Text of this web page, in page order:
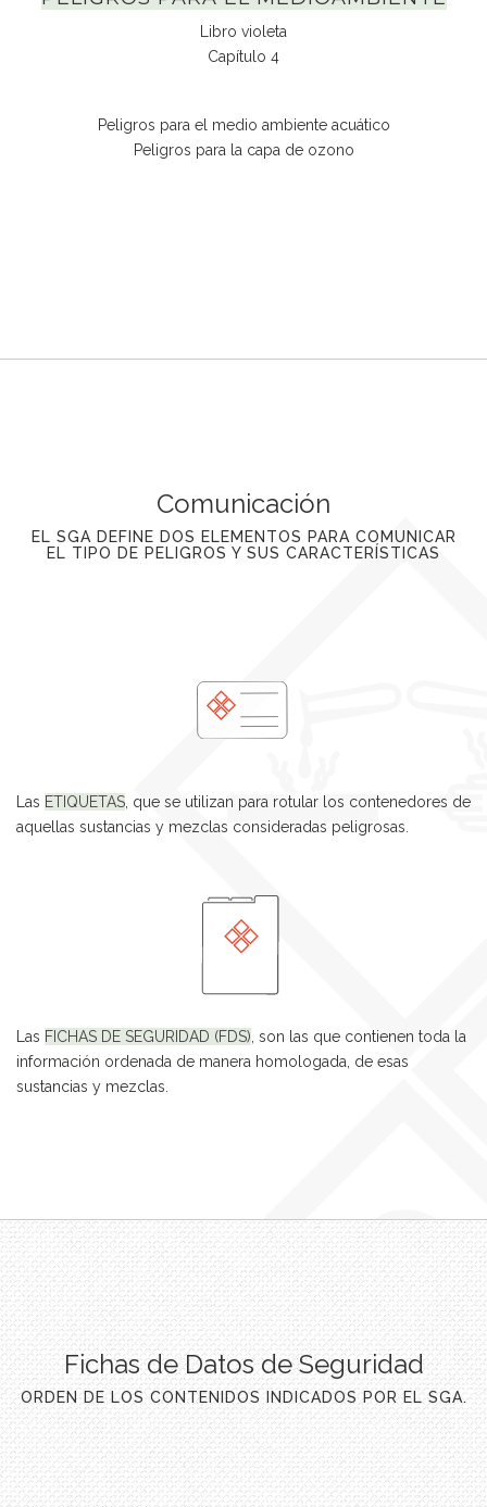
Libro violeta
Capítulo 4
Peligros para el medio ambiente acuático
Peligros para la capa de ozono
Comunicación
EL SGA DEFINE DOS ELEMENTOS PARA COMUNICAR
EL TIPO DE PELIGROS Y SUS CARACTERÍSTICAS
Las ETIQUETAS , que se utilizan para rotular los contenedores de
aquellas sustancias y mezclas consideradas peligrosas.
Las FICHAS DE SEGURIDAD (FDS) , son las que contienen toda la
información ordenada de manera homologada, de esas
sustancias y mezclas.
Fichas de Datos de Seguridad
ORDEN DE LOS CONTENIDOS INDICADOS POR EL SGA.